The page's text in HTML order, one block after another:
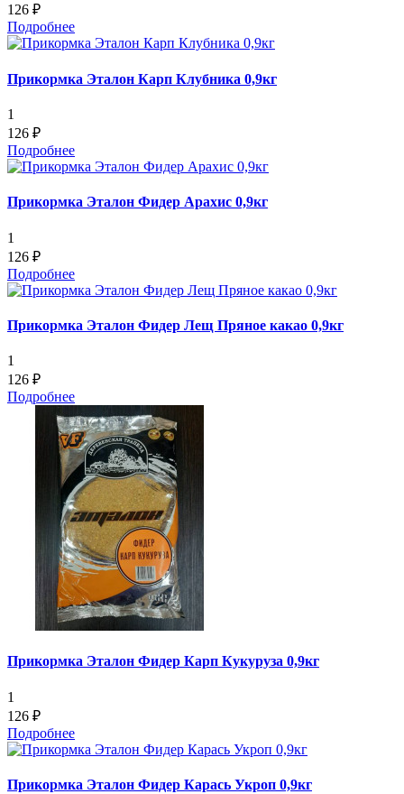
126 ₽
Подробнее
Прикормка Эталон Карп Клубника 0,9кг
1
126 ₽
Подробнее
Прикормка Эталон Фидер Арахис 0,9кг
1
126 ₽
Подробнее
Прикормка Эталон Фидер Лещ Пряное какао 0,9кг
1
126 ₽
Подробнее
Прикормка Эталон Фидер Карп Кукуруза 0,9кг
1
126 ₽
Подробнее
Прикормка Эталон Фидер Карась Укроп 0,9кг